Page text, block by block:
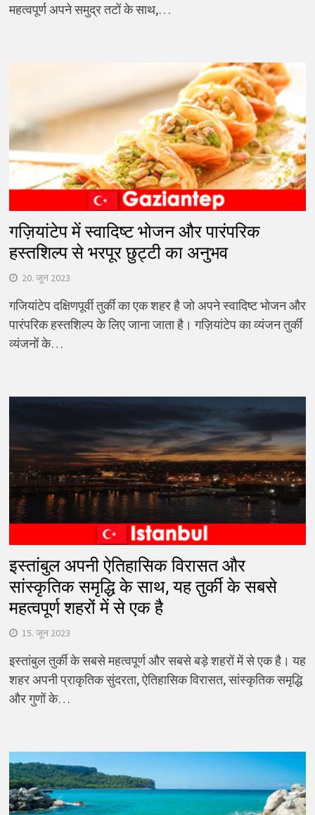
महत्वपूर्ण अपने समुद्र तटों के साथ,…
गज़ियांटेप में स्वादिष्ट भोजन और पारंपरिक
हस्तशिल्प से भरपूर छुट्टी का अनुभव
20. जून 2023
गजियांटेप दक्षिणपूर्वी तुर्की का एक शहर है जो अपने स्वादिष्ट भोजन और
पारंपरिक हस्तशिल्प के लिए जाना जाता है। गज़ियांटेप का व्यंजन तुर्की
व्यंजनों के…
इस्तांबुल अपनी ऐतिहासिक विरासत और
सांस्कृतिक समृद्धि के साथ, यह तुर्की के सबसे
महत्वपूर्ण शहरों में से एक है
15. जून 2023
इस्तांबुल तुर्की के सबसे महत्वपूर्ण और सबसे बड़े शहरों में से एक है। यह
शहर अपनी प्राकृतिक सुंदरता, ऐतिहासिक विरासत, सांस्कृतिक समृद्धि
और गुणों के…